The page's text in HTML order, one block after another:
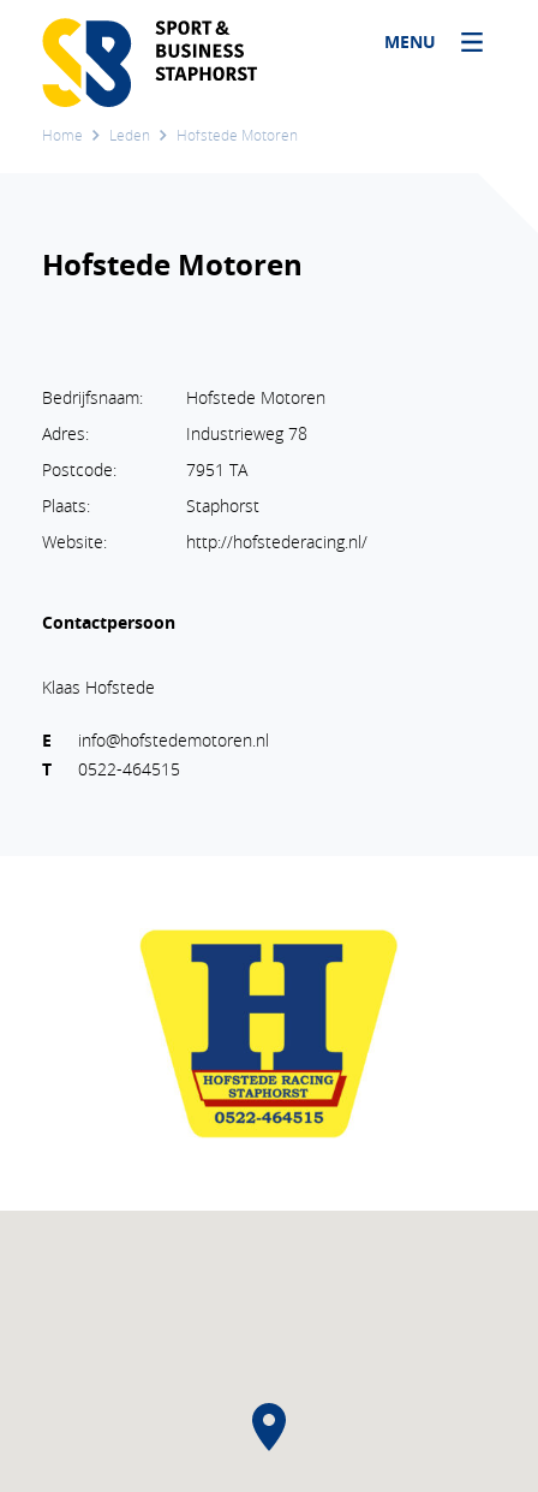
MENU
Home Leden Hofstede Motoren
Hofstede Motoren
Bedrijfsnaam:
Hofstede Motoren
Adres:
Industrieweg 78
Postcode:
7951 TA
Plaats:
Staphorst
Website:
http://hofstederacing.nl/
Contactpersoon
Klaas Hofstede
E
info@hofstedemotoren.nl
T
0522-464515